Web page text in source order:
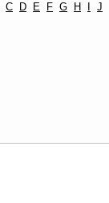
C D E F G H J